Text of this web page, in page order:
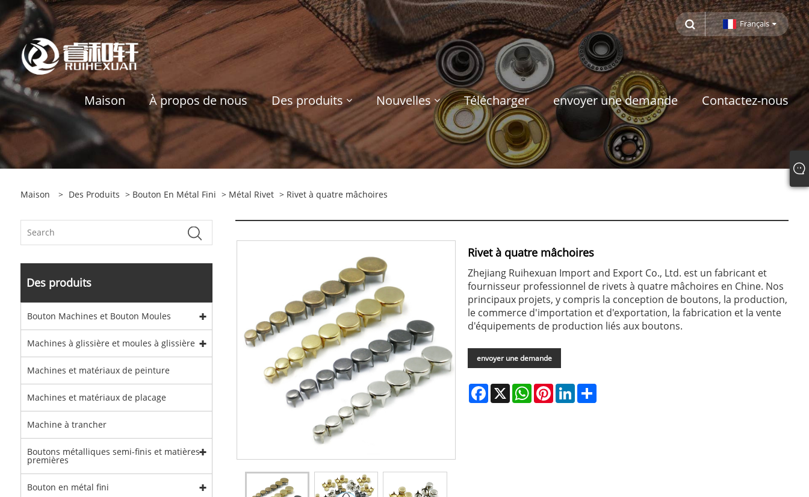
Français
Maison À propos de nous Des produits Nouvelles Télécharger envoyer une demande Contactez-nous
Maison > Des Produits > Bouton En Métal Fini > Métal Rivet > Rivet à quatre mâchoires
Des produits
Bouton Machines et Bouton Moules
Machines à glissière et moules à glissière
Machines et matériaux de peinture
Machines et matériaux de placage
Machine à trancher
Boutons métalliques semi-finis et matières
premières
Bouton en métal fini
Rivet à quatre mâchoires
Zhejiang Ruihexuan Import and Export Co., Ltd. est un fabricant et
fournisseur professionnel de rivets à quatre mâchoires en Chine. Nos
principaux projets, y compris la conception de boutons, la production,
le commerce d'importation et d'exportation, la fabrication et la vente
d'équipements de production liés aux boutons.
envoyer une demande
Facebook
X WhatsApp
PinterestLinkedIn